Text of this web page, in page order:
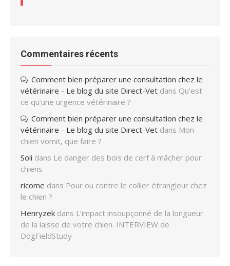
Commentaires récents
Comment bien préparer une consultation chez le
vétérinaire - Le blog du site Direct-Vet dans Qu’est
ce qu’une urgence vétérinaire ?
Comment bien préparer une consultation chez le
vétérinaire - Le blog du site Direct-Vet dans Mon
chien vomit, que faire ?
Soli dans Le danger des bois de cerf à mâcher pour
chiens
ricome dans Pour ou contre le collier étrangleur chez
le chien ?
Henryzek dans L’impact insoupçonné de la longueur
de la laisse de votre chien. INTERVIEW de
DogFieldStudy